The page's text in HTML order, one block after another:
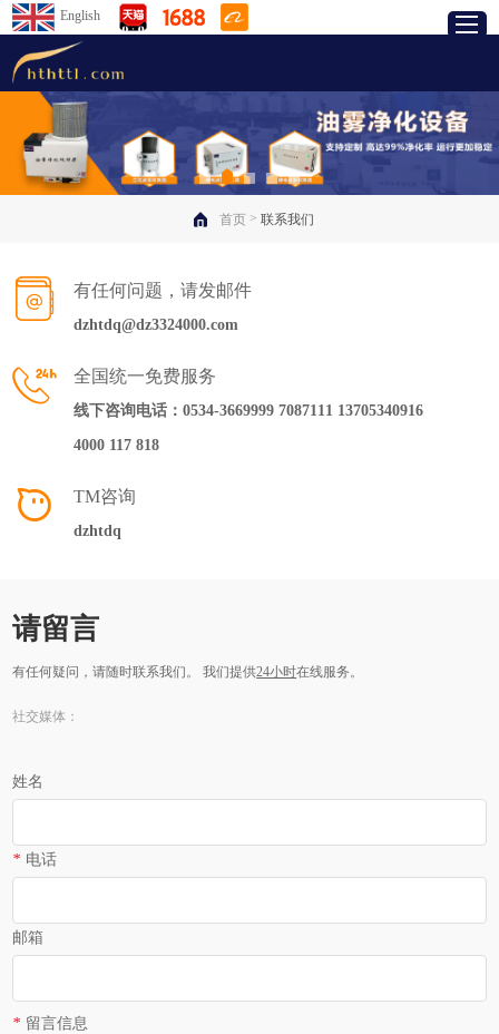
English
首页 > 联系我们
有任何问题，请发邮件
dzhtdq@dz3324000.com
全国统一免费服务
线下咨询电话：0534-3669999 7087111 13705340916
4000 117 818
TM咨询
dzhtdq
请留言
有任何疑问，请随时联系我们。 我们提供24小时在线服务。
社交媒体：
姓名
* 电话
邮箱
* 留言信息